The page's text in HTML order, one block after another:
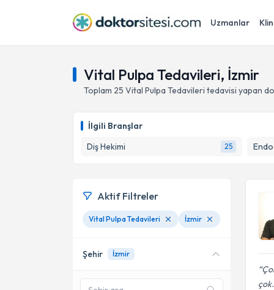
Uzmanlar
Vital Pulpa Tedavileri, İzmir
Toplam 25 Vital Pulpa Tedavileri tedavisi yapan
İlgili Branşlar
Diş Hekimi
25
Aktif Filtreler
Vital Pulpa Tedavileri İzmir
Şehir İzmir